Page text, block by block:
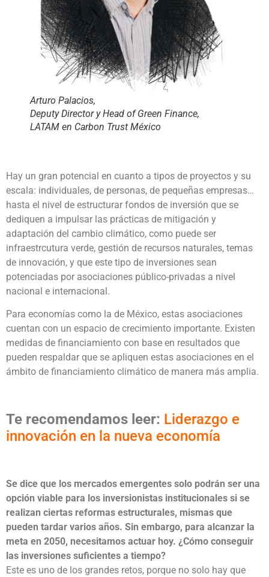
Arturo Palacios,
Deputy Director y Head of Green Finance,
LATAM en Carbon Trust México
Hay un gran potencial en cuanto a tipos de proyectos y su
escala: individuales, de personas, de pequeñas empresas…
hasta el nivel de estructurar fondos de inversión que se
dediquen a impulsar las prácticas de mitigación y
adaptación del cambio climático, como puede ser
infraestrcutura verde, gestión de recursos naturales, temas
de innovación, y que este tipo de inversiones sean
potenciadas por asociaciones público-privadas a nivel
nacional e internacional.
Para economías como la de México, estas asociaciones
cuentan con un espacio de crecimiento importante. Existen
medidas de financiamiento con base en resultados que
pueden respaldar que se apliquen estas asociaciones en el
ámbito de financiamiento climático de manera más amplia.
Te recomendamos leer: Liderazgo e
innovación en la nueva economía
Se dice que los mercados emergentes solo podrán ser una
opción viable para los inversionistas institucionales si se
realizan ciertas reformas estructurales, mismas que
pueden tardar varios años. Sin embargo, para alcanzar la
meta en 2050, necesitamos actuar hoy. ¿Cómo conseguir
las inversiones suficientes a tiempo?
Este es uno de los grandes retos, porque no solo hay que